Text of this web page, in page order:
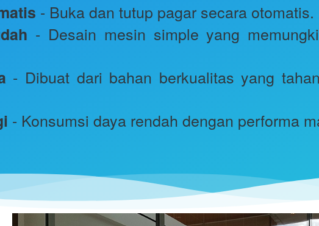
- Buka dan tutup pagar secara otomatis.
- Desain mesin simple yang
- Dibuat dari bahan berkualitas yang
- Konsumsi daya rendah dengan performa